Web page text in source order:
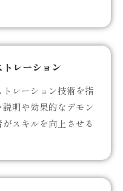
レーション
レーション技術を指
明や効果的なデモン
スキルを向上させる